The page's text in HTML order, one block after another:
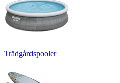
Trädgårdspooler